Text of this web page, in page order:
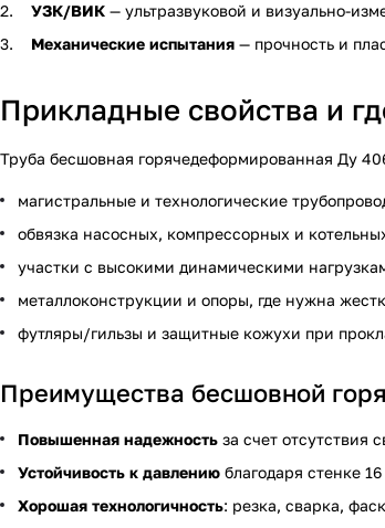
УЗК/ВИК — ультразвуковой и визуально-
Механические испытания — прочность и
Прикладные свойства и
Труба бесшовная горячедеформированная Ду
магистральные и технологические
обвязка насосных, компрессорных и
участки с высокими динамическими
металлоконструкции и опоры, где нужна
футляры/гильзы и защитные кожухи при
Преимущества бесшовной
Повышенная надежность за счет отсутствия
Устойчивость к давлению благодаря стенке
Хорошая технологичность: резка, сварка,